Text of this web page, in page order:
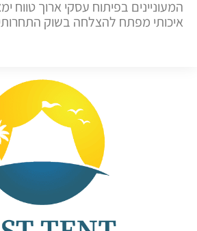
המעוניינים בפיתוח עסקי ארוך טווח
איכותי מפתח להצלחה בשוק